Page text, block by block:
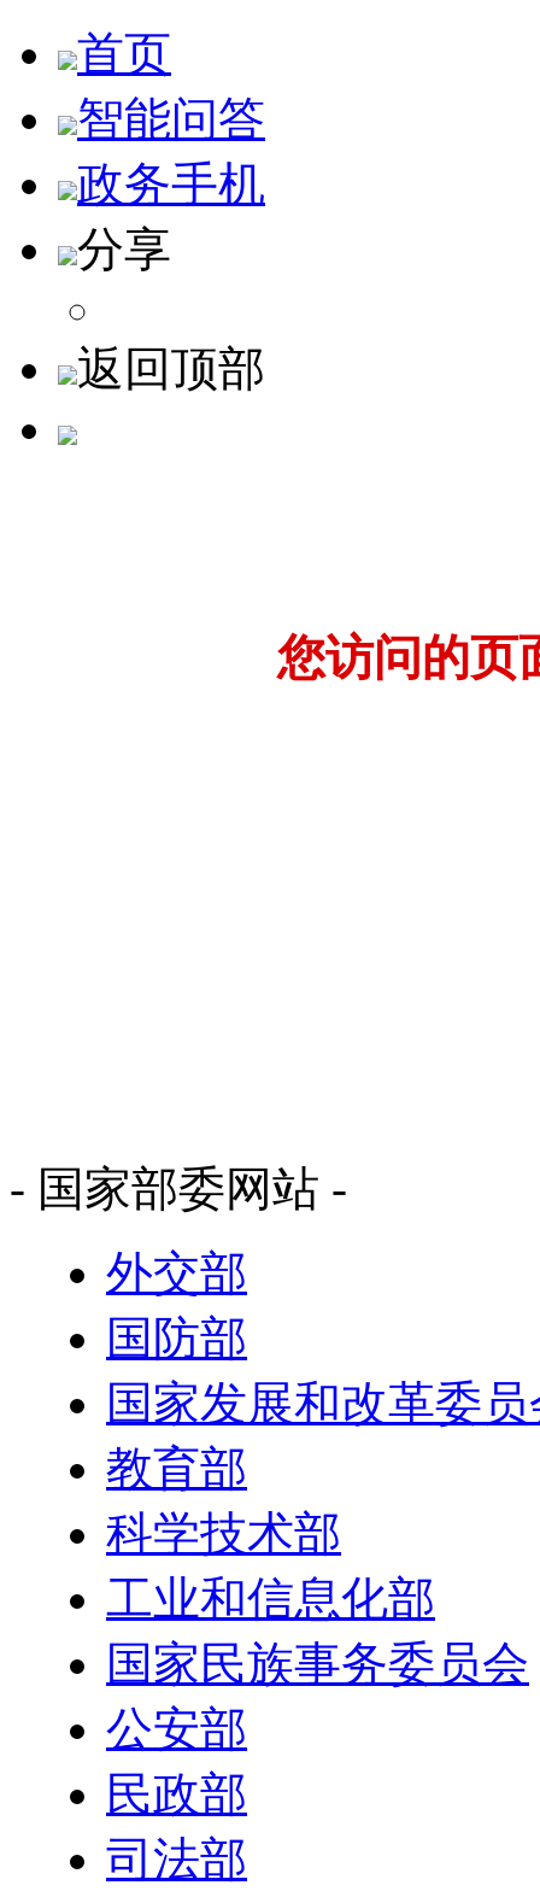
首页
智能问答
政务手机
分享
返回顶部
您访问的页
- 国家部委网站 -
外交部
国防部
国家发展和改革委
教育部
科学技术部
工业和信息化部
国家民族事务委员会
公安部
民政部
司法部